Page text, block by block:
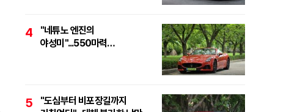
4
"네튜노 엔진의
야성미"...550마력
5
"도심부터 비포장길까지